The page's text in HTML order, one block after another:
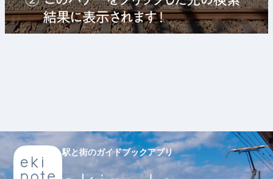
駅と街のガイドブックアプリ